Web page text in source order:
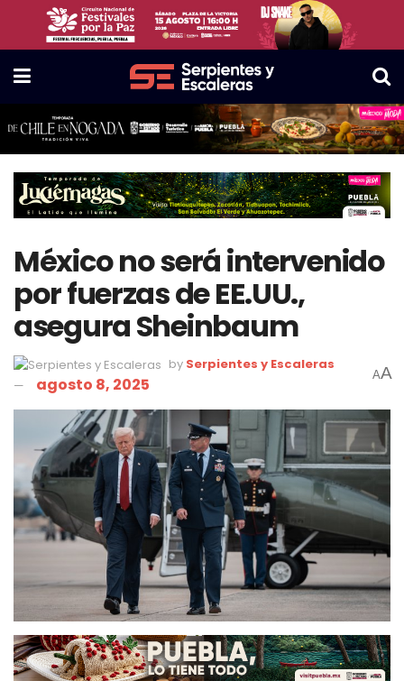
México no será intervenido
por fuerzas de EE.UU.,
asegura Sheinbaum
by Serpientes y Escaleras
agosto 8, 2025 AA